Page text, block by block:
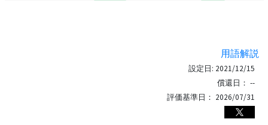
用語解説
設定日: 2021/12/15
償還日： --
評価基準日： 2026/07/31